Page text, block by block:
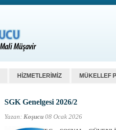
HİZMETLERİMİZ MÜKELLEF
SGK Genelgesi 2026/2
Yazan: Koşucu 08 Ocak 2026